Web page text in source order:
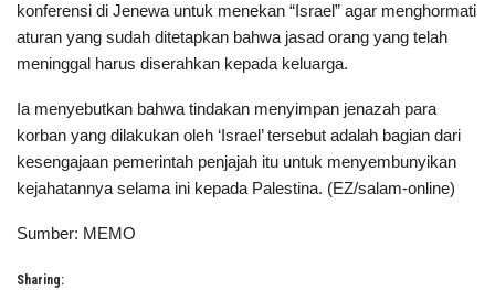
konferensi di Jenewa untuk menekan “Israel” agar menghormati
aturan yang sudah ditetapkan bahwa jasad orang yang telah
meninggal harus diserahkan kepada keluarga.
Ia menyebutkan bahwa tindakan menyimpan jenazah para
korban yang dilakukan oleh ‘Israel’ tersebut adalah bagian dari
kesengajaan pemerintah penjajah itu untuk menyembunyikan
kejahatannya selama ini kepada Palestina. (EZ/salam-online)
Sumber: MEMO
Sharing: